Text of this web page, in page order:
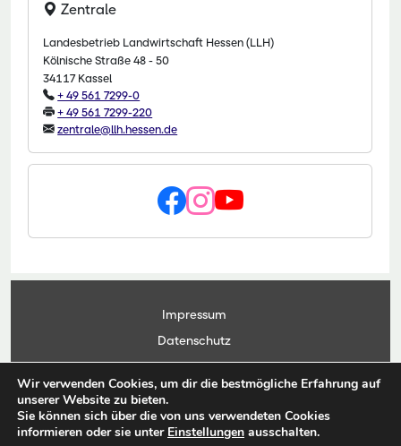
Zentrale
Landesbetrieb Landwirtschaft Hessen (LLH)
Kölnische Straße 48 - 50
34117 Kassel
+ 49 561 7299-0
+ 49 561 7299-220
zentrale@llh.hessen.de
Impressum
Datenschutz
Kontakt
Anwendungsportal
Wir verwenden Cookies, um dir die bestmögliche Erfahrung auf
unserer Website zu bieten.
Sie können sich über die von uns verwendeten Cookies
informieren oder sie unter Einstellungen ausschalten.